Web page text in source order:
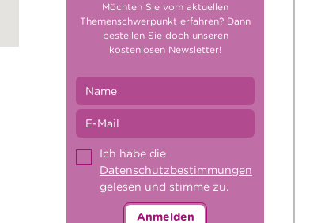
Möchten Sie vom aktuellen
Themenschwerpunkt erfahren? Dann
bestellen Sie doch unseren
kostenlosen Newsletter!
Ich habe die
Datenschutzbestimmungen
gelesen und stimme zu.
Anmelden